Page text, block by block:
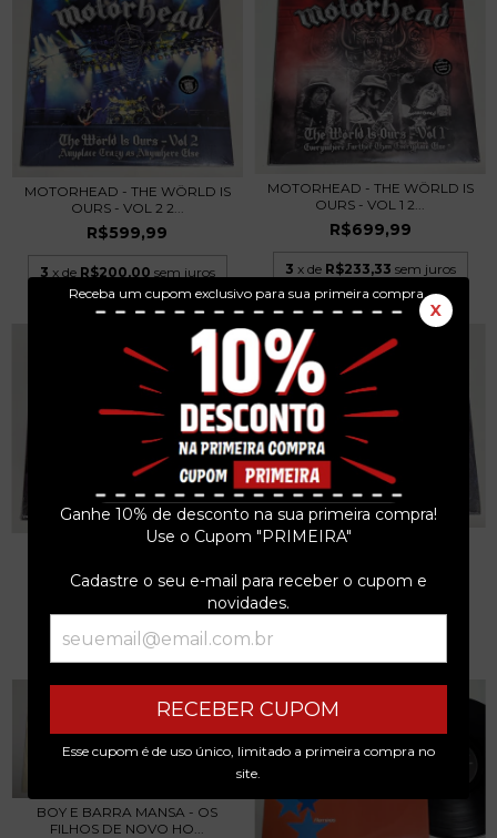
Receba um cupom exclusivo para sua primeira compra.
X
Ganhe 10% de desconto na sua primeira compra!
Use o Cupom "PRIMEIRA"
Cadastre o seu e-mail para receber o cupom e
novidades.
RECEBER CUPOM
Esse cupom é de uso único, limitado a primeira compra no
site.
MOTORHEAD - THE WÖRLD IS
OURS - VOL 2 2...
R$599,99
3 x de R$200,00 sem juros
MOTORHEAD - THE WÖRLD IS
OURS - VOL 1 2...
R$699,99
3 x de R$233,33 sem juros
BRAZILIAN TRIBUTE
R$229,99
R$76,66 sem juros
KRISIUN - SCOURGE OF THE
R$289,99
BOY E BARRA MANSA - OS
FILHOS DE NOVO HO...